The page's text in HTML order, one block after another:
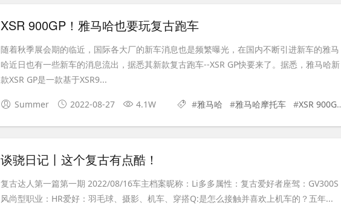
XSR 900GP！雅马哈也要玩复古跑车
随着秋季展会期的临近，国际各大厂的新车消息也是频繁曝光，在国内不断引进新车的雅马
哈近日也有一些新车的消息流出，据悉其新款复古跑车--XSR GP快要来了。据悉，雅马哈新
款XSR GP是一款基于XSR9...
Summer 2022-08-27 4.1W #雅马哈 #雅马哈摩托车 #XSR 900GP
谈骁日记丨这个复古有点酷！
复古达人第一篇第一期 2022/08/16车主档案昵称：Li多多属性：复古爱好者座驾：GV300S
风尚型职业：HR爱好：羽毛球、摄影、机车、穿搭Q:是怎么接触并喜欢上机车的？五年...